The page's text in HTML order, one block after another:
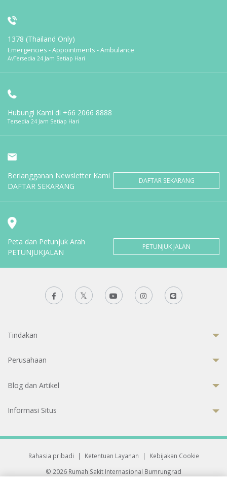
1378 (Thailand Only)
Emergencies - Appointments - Ambulance
AvTersedia 24 Jam Setiap Hari
Hubungi Kami di +66 2066 8888
Tersedia 24 Jam Setiap Hari
Berlangganan Newsletter Kami
DAFTAR SEKARANG
DAFTAR SEKARANG
Peta dan Petunjuk Arah
PETUNJUKJALAN
PETUNJUK JALAN
Tindakan
Perusahaan
Blog dan Artikel
Informasi Situs
Rahasia pribadi | Ketentuan Layanan |
Kebijakan Cookie
© 2026 Rumah Sakit Internasional Bumrungrad